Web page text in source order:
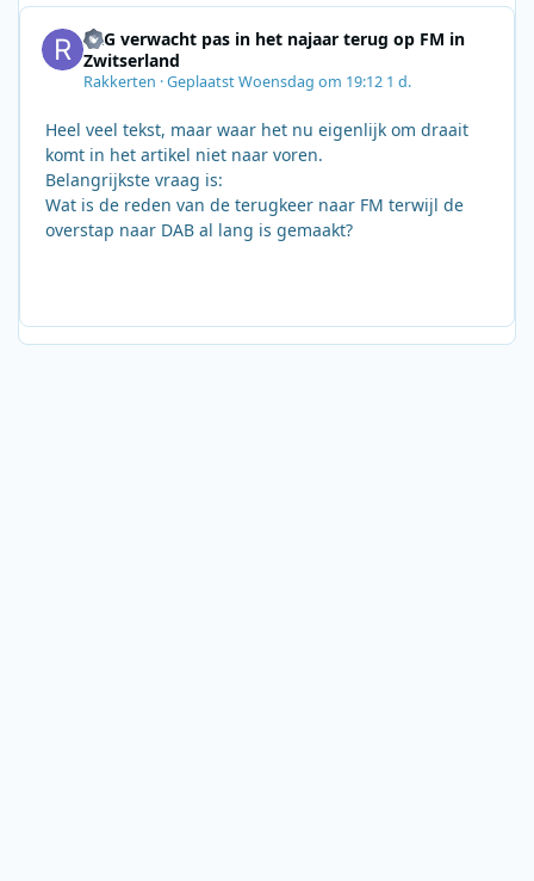
SRG verwacht pas in het najaar terug op FM in
Zwitserland
Rakkerten ·GeplaatstWoensdag om 19:12 1 d.
Heel veel tekst, maar waar het nu eigenlijk om draait
komt in het artikel niet naar voren.
Belangrijkste vraag is:
Wat is de reden van de terugkeer naar FM terwijl de
overstap naar DAB al lang is gemaakt?